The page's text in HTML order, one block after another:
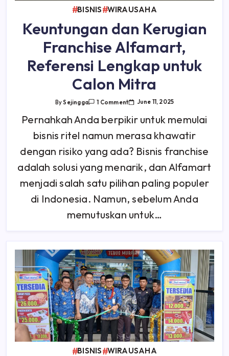
BISNIS WIRAUSAHA
Keuntungan dan Kerugian
Franchise Alfamart,
Referensi Lengkap untuk
Calon Mitra
BySejingga 1 CommentOn
Dan
Kerugian
Alfamart,
Referensi
Lengkap
Untuk
Mitra
June 11, 2025
Pernahkah Anda berpikir untuk memulai
bisnis ritel namun merasa khawatir
dengan risiko yang ada? Bisnis franchise
adalah solusi yang menarik, dan Alfamart
menjadi salah satu pilihan paling populer
di Indonesia. Namun, sebelum Anda
memutuskan untuk…
BISNIS WIRAUSAHA